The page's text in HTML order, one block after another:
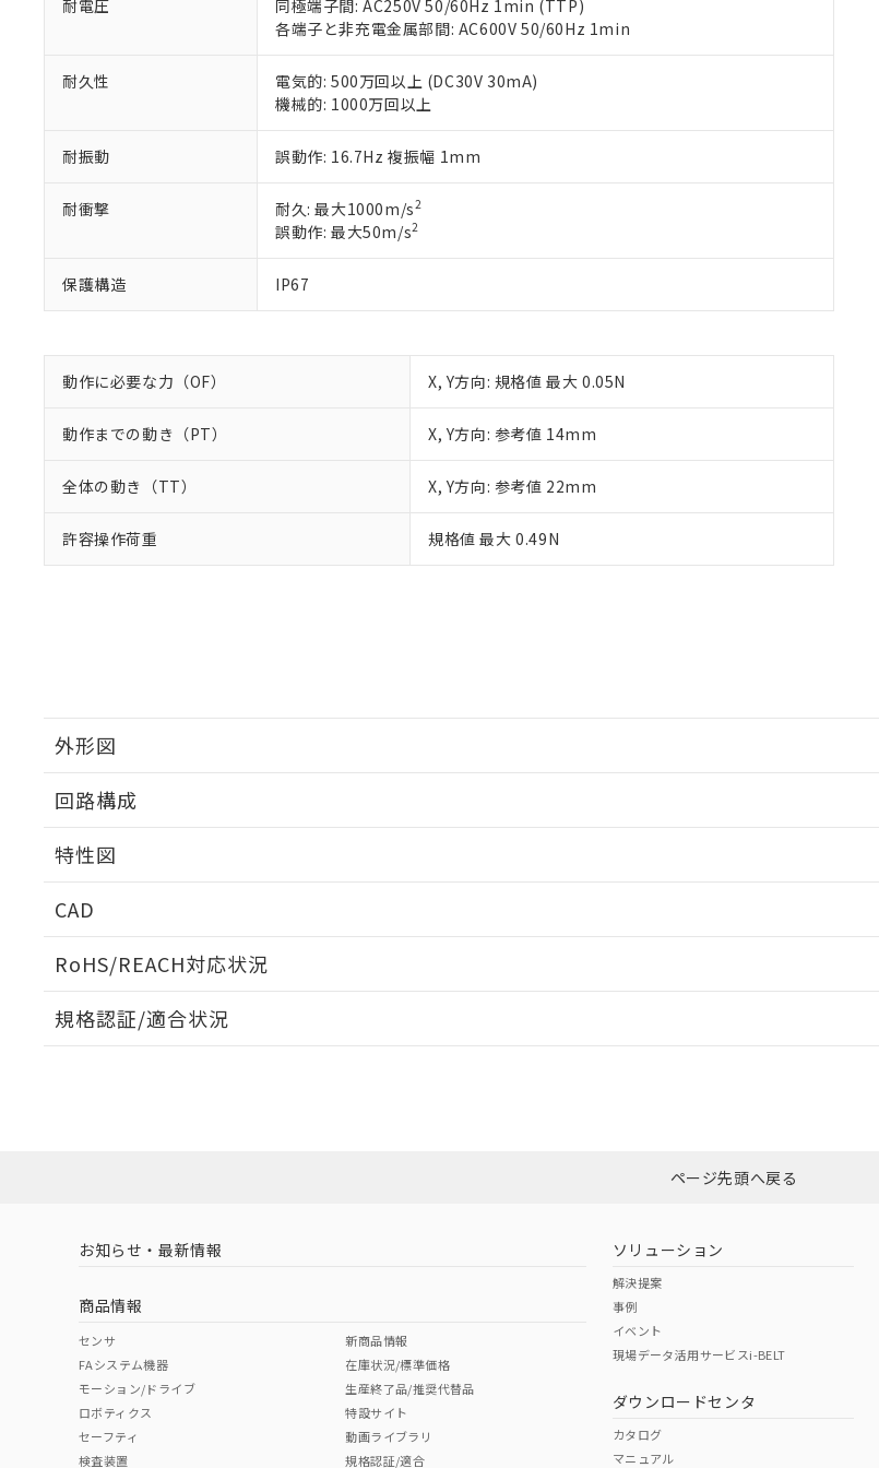
耐電圧
同極端子間: AC250V 50/60Hz 1min (TTP)
各端子と非充電金属部間: AC600V 50/60Hz 1min
耐久性
電気的: 500万回以上 (DC30V 30mA)
機械的: 1000万回以上
耐振動 誤動作: 16.7Hz 複振幅 1mm
耐衝撃 耐久: 最大1000m/s2
誤動作: 最大50m/s2
保護構造 IP67
動作に必要な力（OF） X, Y方向: 規格値 最大 0.05N
動作までの動き（PT） X, Y方向: 参考値 14mm
全体の動き（TT） X, Y方向: 参考値 22mm
許容操作荷重 規格値 最大 0.49N
外形図
回路構成
特性図
電気的:
CAD
RoHS/REACH対応状況
EU RoHS 注意事項・凡例
ダウンロードはこちら
中国 RoHS 注意事項・凡例
中国 RoHS表
Pb Hg Cr(VI)
規格認証/適合状況
在庫状況および標準価格結果を当社の事前の承諾なく第三者に漏洩
す。
ている必要があります。
お客様が当ウェブサイト上で当社にご登録された部品リストについ
が、当社の製品・サービスに関するお客様との取引・商談に必要な
さい。
※当社の共同利用者とは、"個人情報の共同利用に関して"
の「1.
いる法人を指します。
部品在庫の切り替え状況などにより、予定月が前後することがあります。
※3 非含有証明書ダウンロード
下記の非含有証明書をダウンロードすることができます。
EU RoHS指令（10物質）の非含有証明書
51物質の非含有証明書（当社基準）
「10」：通常の使用状況下において有害物質が外部に漏えいし、環境に
味します。
「－」：未確認です。当社販売部門へお問い合わせください。
たしません。
－
在庫なし(最新の在庫状況については、お客様のお取引先、また
機器販売店・当社販売員にご確認ください)
空
白
受注生産機種、また在庫状況の情報を公開していない機種
ページ先頭へ戻る
お知らせ・最新情報
商品情報
センサ
FAシステム機器
モーション/ドライブ
ロボティクス
セーフティ
検査装置
新商品情報
在庫状況/標準価格
生産終了品/推奨代替品
特設サイト
動画ライブラリ
規格認証/適合
ソリューション
解決提案
事例
イベント
現場データ活用サービスi-BELT
ダウンロードセンタ
カタログ
マニュアル